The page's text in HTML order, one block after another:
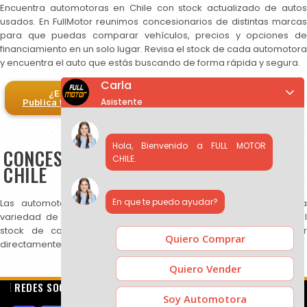
Encuentra automotoras en Chile con stock actualizado de autos
usados. En FullMotor reunimos concesionarios de distintas marcas
para que puedas comparar vehículos, precios y opciones de
financiamiento en un solo lugar. Revisa el stock de cada automotora
y encuentra el auto que estás buscando de forma rápida y segura.
¿Eres automotora?
Publica tus autos en FullMotor
CONCESIONARIOS DE AUTOS USADOS EN
CHILE
Las automotoras publicadas en FullMotor ofrecen una amplia
variedad de autos usados, SUV y camionetas. Puedes revisar el
stock de cada concesionario, comparar precios y contactar
directamente para más información.
REDES SOCIALES
Carla
Asistente
Hola, Bienvenido a FULL MOTOR
CHILE.
En que te puedo ayudar?
Quiero Comprar
Quiero Vender
Soy Automotora